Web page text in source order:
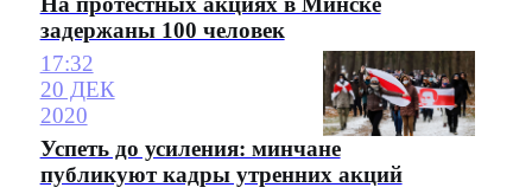
задержаны 100 человек
17:32
20 ДЕК
2020
Успеть до усиления: минчане
публикуют кадры утренних акций